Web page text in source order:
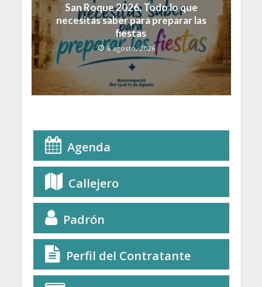
San Roque 2026. Todo lo que
necesitas saber para preparar las
fiestas
6 agosto, 2026
Agenda
Callejero
Padrón
Perfil del Contratante